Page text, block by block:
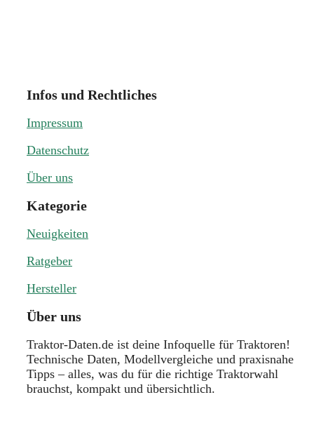
Infos und Rechtliches
Impressum
Datenschutz
Über uns
Kategorie
Neuigkeiten
Ratgeber
Hersteller
Über uns
Traktor-Daten.de ist deine Infoquelle für Traktoren!
Technische Daten, Modellvergleiche und praxisnahe
Tipps – alles, was du für die richtige Traktorwahl
brauchst, kompakt und übersichtlich.